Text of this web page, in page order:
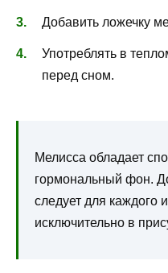
Добавить ложечку
Употреблять в
перед сном.
Мелисса обладает
гормональный фон.
следует для каждого
исключительно в